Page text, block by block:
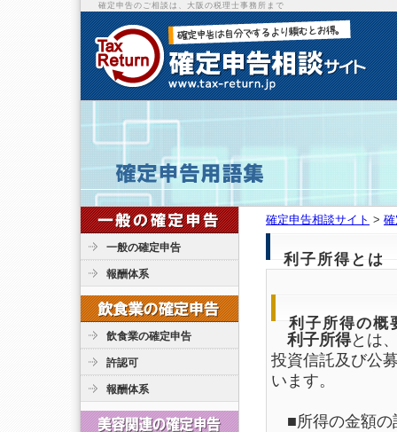
確定申告のご相談は、大阪の税理士事務所まで
一般の確定申告
報酬体系
飲食業の確定申告
許認可
報酬体系
確定申告相談サイト >
利子所得とは
利子所得の概
利子所得とは
投資信託及び公
います。
■所得の金額の